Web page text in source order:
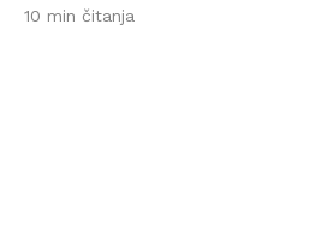
10 min čitanja